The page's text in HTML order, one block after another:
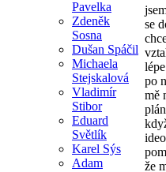
Pavelka
Zdeněk
Sosna
Dušan Spáčil
Michaela
Stejskalová
Vladimír
Stibor
Eduard
Světlík
Karel Sýs
Adam
se
po
mě
že